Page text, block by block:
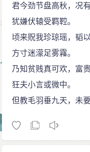
君今劲节盘高秋，况
犹嫌伏辕受羁鞚。
顷来贶我珍琼瑶，韬
方寸迷濛足雾霿。
乃知贫贱真可欢，富
狂夫小言或微中。
但教毛羽垂九天，未